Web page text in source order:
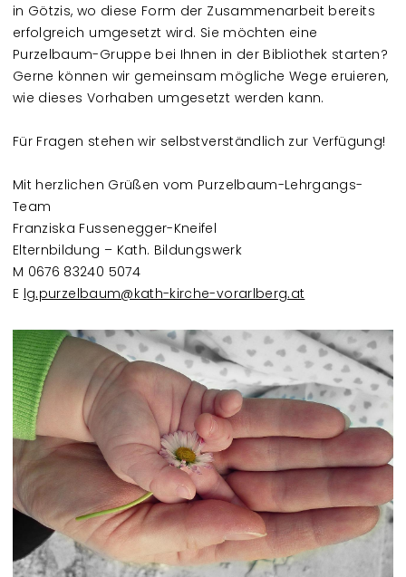
in Götzis, wo diese Form der Zusammenarbeit bereits
erfolgreich umgesetzt wird. Sie möchten eine
Purzelbaum-Gruppe bei Ihnen in der Bibliothek starten?
Gerne können wir gemeinsam mögliche Wege eruieren,
wie dieses Vorhaben umgesetzt werden kann.
Für Fragen stehen wir selbstverständlich zur Verfügung!
Mit herzlichen Grüßen vom Purzelbaum-Lehrgangs-
Team
Franziska Fussenegger-Kneifel
Elternbildung – Kath. Bildungswerk
M 0676 83240 5074
E lg.purzelbaum@kath-kirche-vorarlberg.at